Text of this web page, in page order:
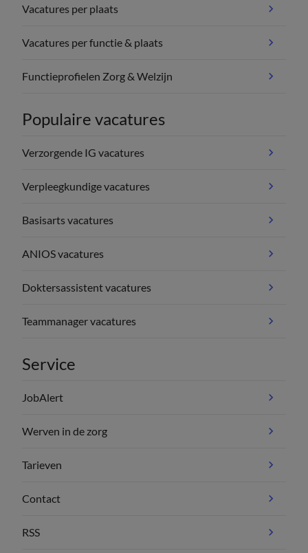
Vacatures per plaats
Vacatures per functie & plaats
Functieprofielen Zorg & Welzijn
Populaire vacatures
Verzorgende IG vacatures
Verpleegkundige vacatures
Basisarts vacatures
ANIOS vacatures
Doktersassistent vacatures
Teammanager vacatures
Service
JobAlert
Werven in de zorg
Tarieven
Contact
RSS